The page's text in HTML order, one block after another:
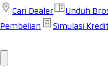
Cari Dealer Unduh
Pembelian
Simulasi